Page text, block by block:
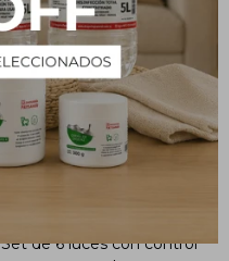
Set de 6 luces con control